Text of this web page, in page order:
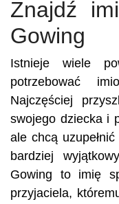
Znajdź
Gowing
Istnieje wiele
potrzebować
Najczęściej
swojego dziecka i
ale chcą
bardziej
Gowing to imię
przyjaciela,